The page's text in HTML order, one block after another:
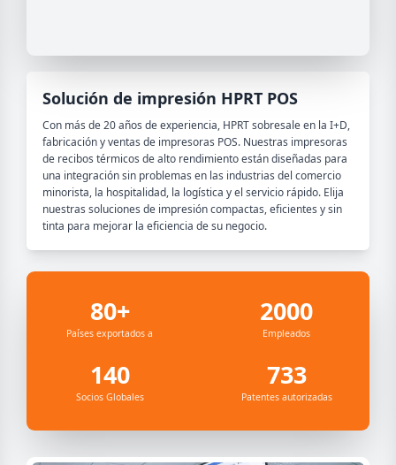
Solución de impresión HPRT POS
Con más de 20 años de experiencia, HPRT sobresale en la I+D,
fabricación y ventas de impresoras POS. Nuestras impresoras
de recibos térmicos de alto rendimiento están diseñadas para
una integración sin problemas en las industrias del comercio
minorista, la hospitalidad, la logística y el servicio rápido. Elija
nuestras soluciones de impresión compactas, eficientes y sin
tinta para mejorar la eficiencia de su negocio.
80+
Países exportados a
2000
Empleados
140
Socios Globales
733
Patentes autorizadas